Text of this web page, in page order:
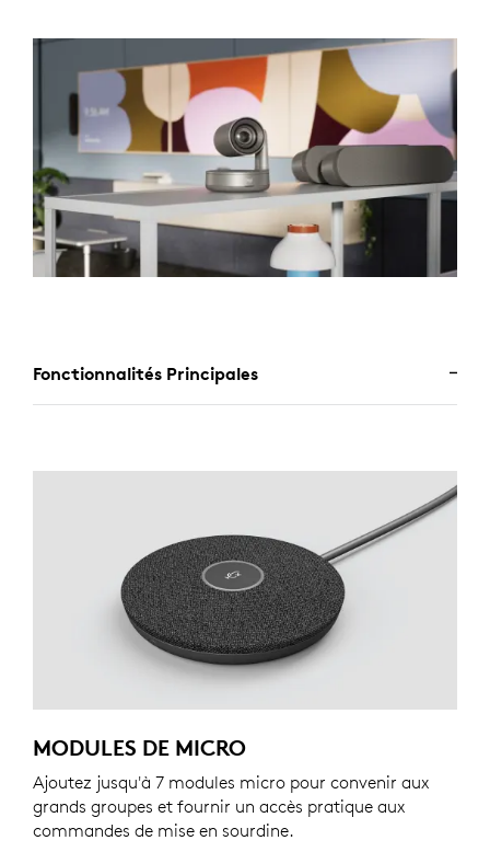
Fonctionnalités Principales
MODULES DE MICRO
Ajoutez jusqu'à 7 modules micro pour convenir aux
grands groupes et fournir un accès pratique aux
commandes de mise en sourdine.